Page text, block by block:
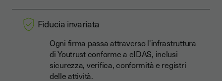
Fiducia invariata
Ogni firma passa attraverso l'infrastruttura
di Youtrust conforme a eIDAS, inclusi
sicurezza, verifica, conformità e registri
delle attività.